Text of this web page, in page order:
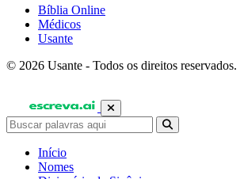
Bíblia Online
Médicos
Usante
© 2026 Usante - Todos os direitos reservados.
Início
Nomes